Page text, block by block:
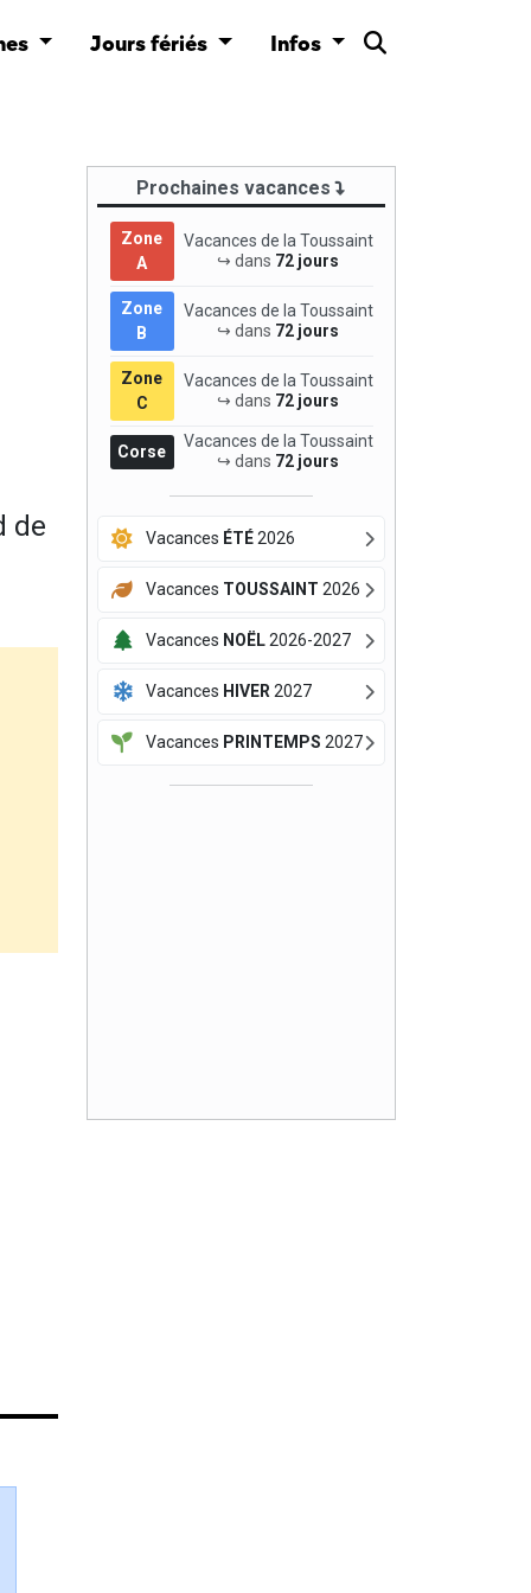
Jours fériés Infos
de
Prochaines vacances
Zone
A
Vacances de la Toussaint
↪ dans 72 jours
Zone
B
Vacances de la Toussaint
↪ dans 72 jours
Zone
C
Vacances de la Toussaint
↪ dans 72 jours
Corse
Vacances de la Toussaint
↪ dans 72 jours
Vacances ÉTÉ2026
Vacances TOUSSAINT 2026
Vacances NOËL2026-2027
Vacances HIVER 2027
Vacances PRINTEMPS 2027